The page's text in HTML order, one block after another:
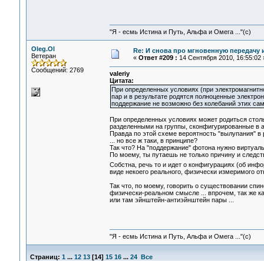
"Я - есмь Истина и Путь, Альфа и Омега ..."(с)
Oleg.Ol
Ветеран
Сообщений: 2769
Re: И снова про мгновенную
« Ответ #209 : 14 Сентября 2010, 16:55:02
valeriy
Цитата:
При определенных условиях (при
пар и в результате родятся полноценные
поддержание не возможно без колебаний этих
При определенных условиях может родиться
разделенными на группы, сконфигурированные
Правда по этой схеме вероятность "вылупания"
... но все ж таки, в принципе?
Так что? На "поддержание" фотона нужно
По моему, ты путаешь не только причину и
Собстна, речь то и идет о конфигурациях (об
виде некоего реального, физически измеримого
Так что, по моему, говорить о существовании
физически-реальном смысле ... впрочем, так же
или там эйнштейн-антиэйнштейн пары ...
"Я - есмь Истина и Путь, Альфа и Омега ..."(с)
Страниц: 1 ... 12 13[14] 15 16 ... 24 Все